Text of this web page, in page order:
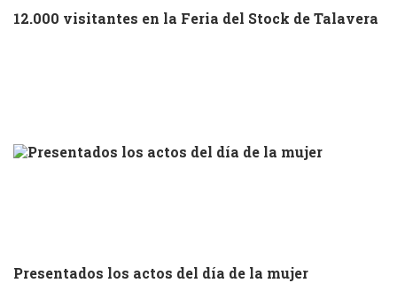
12.000 visitantes en la Feria del Stock de Talavera
Presentados los actos del día de la mujer